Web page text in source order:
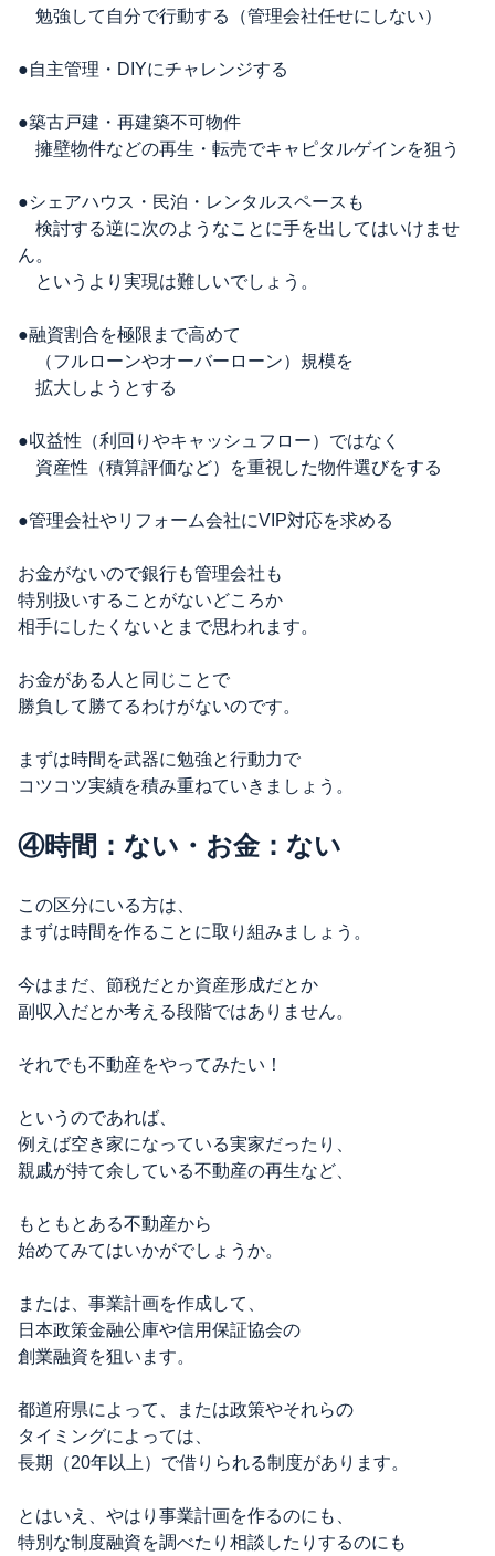
勉強して自分で行動する（管理会社任せにしない）
●自主管理・DIYにチャレンジする
●築古戸建・再建築不可物件
擁壁物件などの再生・転売でキャピタルゲインを狙う
●シェアハウス・民泊・レンタルスペースも
検討する逆に次のようなことに手を出してはいけませ
ん。
というより実現は難しいでしょう。
●融資割合を極限まで高めて
（フルローンやオーバーローン）規模を
拡大しようとする
●収益性（利回りやキャッシュフロー）ではなく
資産性（積算評価など）を重視した物件選びをする
●管理会社やリフォーム会社にVIP対応を求める
お金がないので銀行も管理会社も
特別扱いすることがないどころか
相手にしたくないとまで思われます。
お金がある人と同じことで
勝負して勝てるわけがないのです。
まずは時間を武器に勉強と行動力で
コツコツ実績を積み重ねていきましょう。
④時間：ない・お金：ない
この区分にいる方は、
まずは時間を作ることに取り組みましょう。
今はまだ、節税だとか資産形成だとか
副収入だとか考える段階ではありません。
それでも不動産をやってみたい！
というのであれば、
例えば空き家になっている実家だったり、
親戚が持て余している不動産の再生など、
もともとある不動産から
始めてみてはいかがでしょうか。
または、事業計画を作成して、
日本政策金融公庫や信用保証協会の
創業融資を狙います。
都道府県によって、または政策やそれらの
タイミングによっては、
長期（20年以上）で借りられる制度があります。
とはいえ、やはり事業計画を作るのにも、
特別な制度融資を調べたり相談したりするのにも